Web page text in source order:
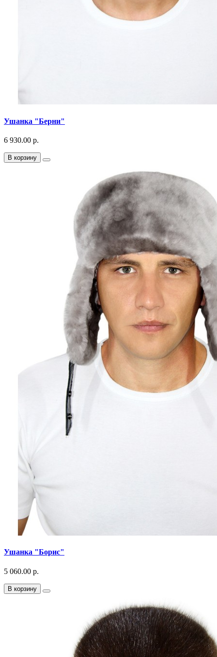
Ушанка "Берни"
6 930.00 р.
В корзину
Ушанка "Борис"
5 060.00 р.
В корзину